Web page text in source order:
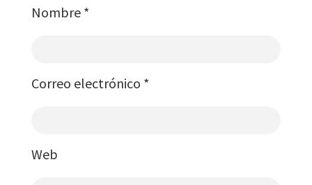
Nombre *
Correo electrónico *
Web